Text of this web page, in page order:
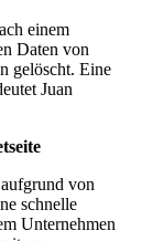
einem
Daten von
gelöscht. Eine
Juan
von
schnelle
Unternehmen